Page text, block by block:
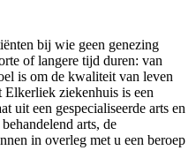
bij wie geen genezing
of langere tijd duren: van
is om de kwaliteit van leven
ziekenhuis is een
uit een gespecialiseerde arts en
arts, de
in overleg met u een beroep